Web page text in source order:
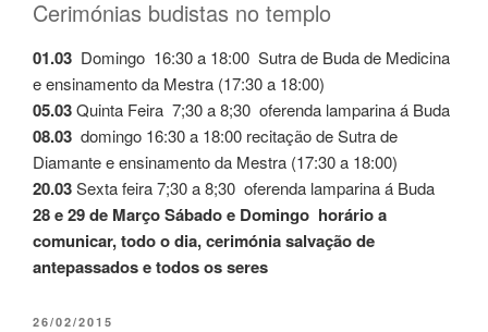
Cerimónias budistas no templo
01.03 Domingo 16:30 a 18:00 Sutra de Buda de Medicina
e ensinamento da Mestra (17:30 a 18:00)
05.03Quinta Feira 7;30 a 8;30 oferenda lamparina á Buda
08.03 domingo 16:30 a 18:00 recitação de Sutra de
Diamante e ensinamento da Mestra (17:30 a 18:00)
20.03Sexta feira 7;30 a 8;30 oferenda lamparina á Buda
28 e 29 de Março Sábado e Domingo horário a
comunicar, todo o dia, cerimónia salvação de
antepassados e todos os seres
26/02/2015